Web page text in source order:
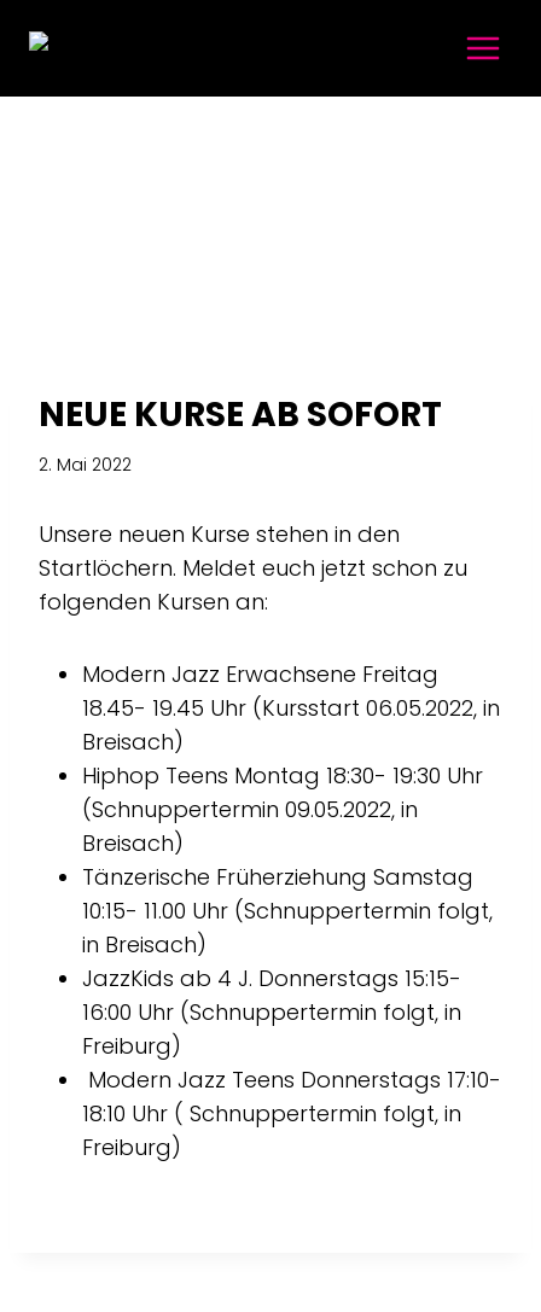
NEUE KURSE AB SOFORT
2. Mai 2022
Unsere neuen Kurse stehen in den
Startlöchern. Meldet euch jetzt schon zu
folgenden Kursen an:
Modern Jazz Erwachsene Freitag
18.45- 19.45 Uhr (Kursstart 06.05.2022, in
Breisach)
Hiphop Teens Montag 18:30- 19:30 Uhr
(Schnuppertermin 09.05.2022, in
Breisach)
Tänzerische Früherziehung Samstag
10:15- 11.00 Uhr (Schnuppertermin folgt,
in Breisach)
JazzKids ab 4 J. Donnerstags 15:15-
16:00 Uhr (Schnuppertermin folgt, in
Freiburg)
Modern Jazz Teens Donnerstags 17:10-
18:10 Uhr ( Schnuppertermin folgt, in
Freiburg)